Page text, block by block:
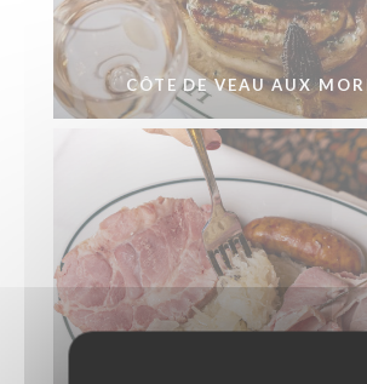
CÔTE DE VEAU AUX